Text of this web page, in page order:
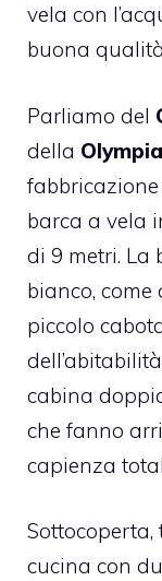
vela con
buona
Parliamo del
della
barca a vela
di 9 metri. La
bianco,
piccolo
cabina
che fanno
capienza
cucina con